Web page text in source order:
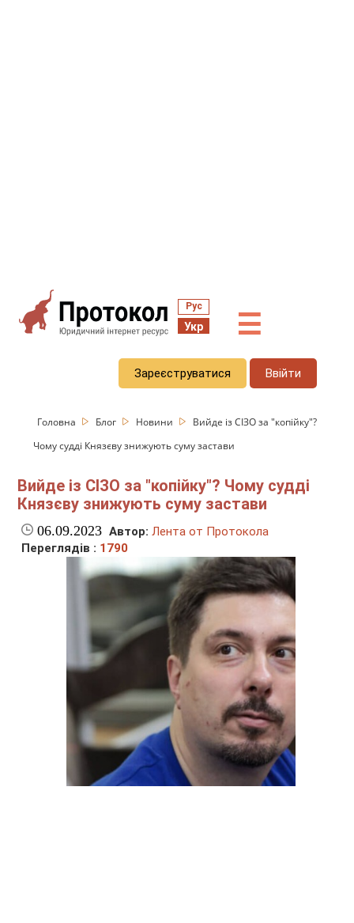
Рус
Укр ☰
Зареєструватися Ввійти
Головна Блог Новини
Вийде із СІЗО за "копійку"?
Чому судді Князєву знижують суму застави
Вийде із СІЗО за "копійку"? Чому судді
Князєву знижують суму застави
06.09.2023 Автор: Лента от Протокола
Переглядів : 1790